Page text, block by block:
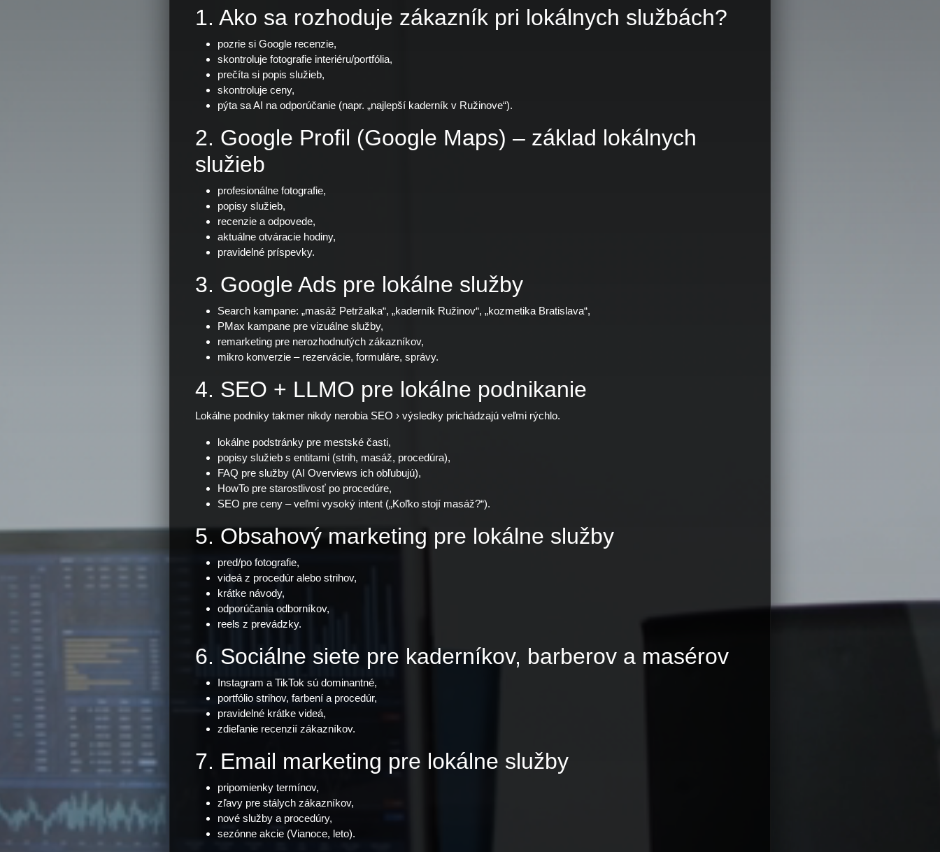
1. Ako sa rozhoduje zákazník pri lokálnych službách?
pozrie si Google recenzie,
skontroluje fotografie interiéru/portfólia,
prečíta si popis služieb,
skontroluje ceny,
pýta sa AI na odporúčanie (napr. „najlepší kaderník v Ružinove“).
2. Google Profil (Google Maps) – základ lokálnych
služieb
profesionálne fotografie,
popisy služieb,
recenzie a odpovede,
aktuálne otváracie hodiny,
pravidelné príspevky.
3. Google Ads pre lokálne služby
Search kampane: „masáž Petržalka“, „kaderník Ružinov“, „kozmetika Bratislava“,
PMax kampane pre vizuálne služby,
remarketing pre nerozhodnutých zákazníkov,
mikro konverzie – rezervácie, formuláre, správy.
4. SEO + LLMO pre lokálne podnikanie
Lokálne podniky takmer nikdy nerobia SEO › výsledky prichádzajú veľmi rýchlo.
lokálne podstránky pre mestské časti,
popisy služieb s entitami (strih, masáž, procedúra),
FAQ pre služby (AI Overviews ich obľubujú),
HowTo pre starostlivosť po procedúre,
SEO pre ceny – veľmi vysoký intent („Koľko stojí masáž?“).
5. Obsahový marketing pre lokálne služby
pred/po fotografie,
videá z procedúr alebo strihov,
krátke návody,
odporúčania odborníkov,
reels z prevádzky.
6. Sociálne siete pre kaderníkov, barberov a masérov
Instagram a TikTok sú dominantné,
portfólio strihov, farbení a procedúr,
pravidelné krátke videá,
zdieľanie recenzií zákazníkov.
7. Email marketing pre lokálne služby
pripomienky termínov,
zľavy pre stálych zákazníkov,
nové služby a procedúry,
sezónne akcie (Vianoce, leto).